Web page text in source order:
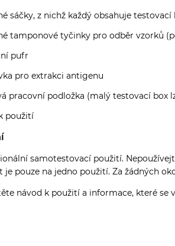
sáčky, z nichž každý obsahuje testovací
tamponové tyčinky pro odběr vzorků
pufr
pro extrakci antigenu
pracovní podložka (malý testovací box
použití
samotestovací použití.
je pouze na jedno použití. Za žádných
návod k použití a informace, které se